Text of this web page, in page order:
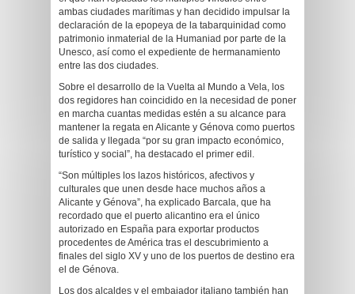
ambas ciudades marítimas y han decidido impulsar la
declaración de la epopeya de la tabarquinidad como
patrimonio inmaterial de la Humaniad por parte de la
Unesco, así como el expediente de hermanamiento
entre las dos ciudades.
Sobre el desarrollo de la Vuelta al Mundo a Vela, los
dos regidores han coincidido en la necesidad de poner
en marcha cuantas medidas estén a su alcance para
mantener la regata en Alicante y Génova como puertos
de salida y llegada “por su gran impacto económico,
turístico y social”, ha destacado el primer edil.
“Son múltiples los lazos históricos, afectivos y
culturales que unen desde hace muchos años a
Alicante y Génova”, ha explicado Barcala, que ha
recordado que el puerto alicantino era el único
autorizado en España para exportar productos
procedentes de América tras el descubrimiento a
finales del siglo XV y uno de los puertos de destino era
el de Génova.
Los dos alcaldes y el embajador italiano también han